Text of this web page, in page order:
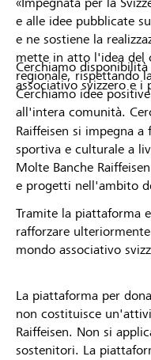
e alle idee pubblicate
e ne sostiene la
mette in atto l'idea del
regionale, rispettando
Cerchiamo idee
all'intera comunità.
Cerchiamo
associativo svizzero e i
Raiffeisen si impegna a
sportiva e culturale a
Molte Banche
e progetti nell'ambito
Tramite la piattaforma
rafforzare
mondo associativo
La piattaforma per
non costituisce
Raiffeisen. Non si
sostenitori. La